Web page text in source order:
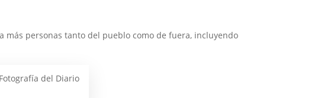
más personas tanto del pueblo como de fuera, incluyendo
del Diario